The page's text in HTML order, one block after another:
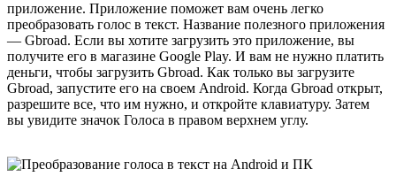
приложение. Приложение поможет вам очень легко
преобразовать голос в текст. Название полезного приложения
— Gbroad. Если вы хотите загрузить это приложение, вы
получите его в магазине Google Play. И вам не нужно платить
деньги, чтобы загрузить Gbroad. Как только вы загрузите
Gbroad, запустите его на своем Android. Когда Gbroad открыт,
разрешите все, что им нужно, и откройте клавиатуру. Затем
вы увидите значок Голоса в правом верхнем углу.